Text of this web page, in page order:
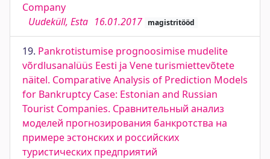
Company
Uudeküll, Esta 16.01.2017 magistritööd
19. Pankrotistumise prognoosimise mudelite
võrdlusanalüüs Eesti ja Vene turismiettevõtete
näitel. Comparative Analysis of Prediction Models
for Bankruptcy Case: Estonian and Russian
Tourist Companies. Сравнительный анализ
моделей прогнозирования банкротства на
примере эстонских и российских
туристических предприятий